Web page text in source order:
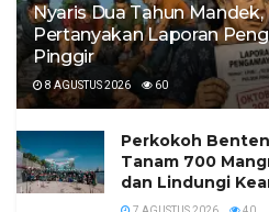
Nyaris Dua Tahun
Pertanyakan Laporan
Pinggir
8 AGUSTUS 2026 60
Perkokoh
Tanam 700
dan Lindungi